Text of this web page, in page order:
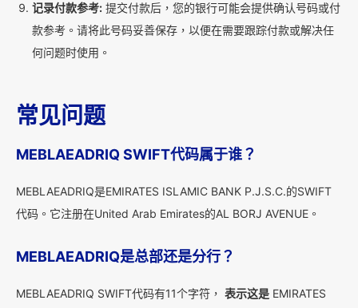
记录付款参考: 提交付款后，您的银行可能会提供确认号码或付
款参考。请将此号码妥善保存，以便在需要跟踪付款或解决任
何问题时使用。
常见问题
MEBLAEADRIQ SWIFT代码属于谁？
MEBLAEADRIQ是EMIRATES ISLAMIC BANK P.J.S.C.的SWIFT
代码。它注册在United Arab Emirates的AL BORJ AVENUE。
MEBLAEADRIQ是总部还是分行？
MEBLAEADRIQ SWIFT代码有11个字符， 表示这是 EMIRATES